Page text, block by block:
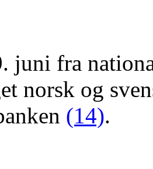
juni fra
norsk og
(14).